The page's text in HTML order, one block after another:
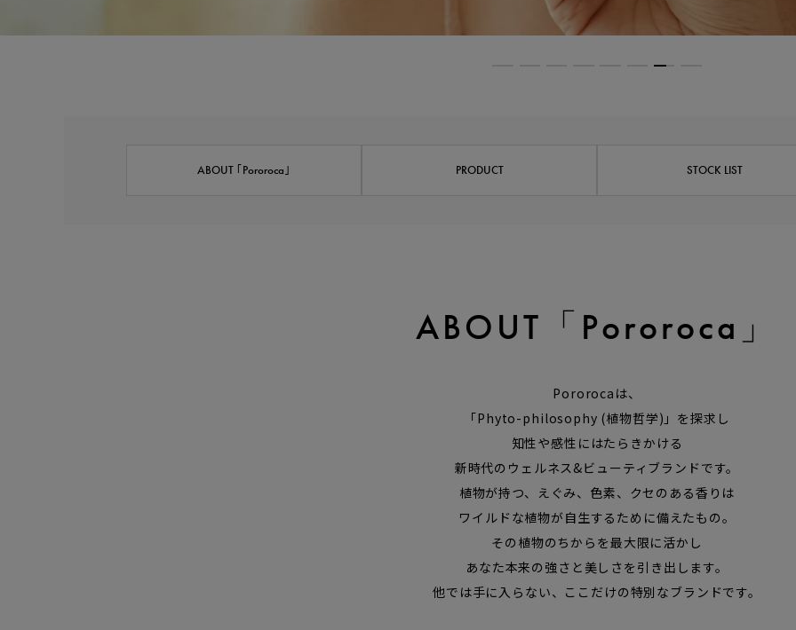
ABOUT ｢Pororoca｣ PRODUCT STOCK LIST
ABOUT「Pororoca」
Pororocaは、
「Phyto-philosophy (植物哲学)」を探求し
知性や感性にはたらきかける
新時代のウェルネス&ビューティブランドです。
植物が持つ、えぐみ、色素、クセのある香りは
ワイルドな植物が自生するために備えたもの。
その植物のちからを最大限に活かし
あなた本来の強さと美しさを引き出します。
他では手に入らない、ここだけの特別なブランドです。